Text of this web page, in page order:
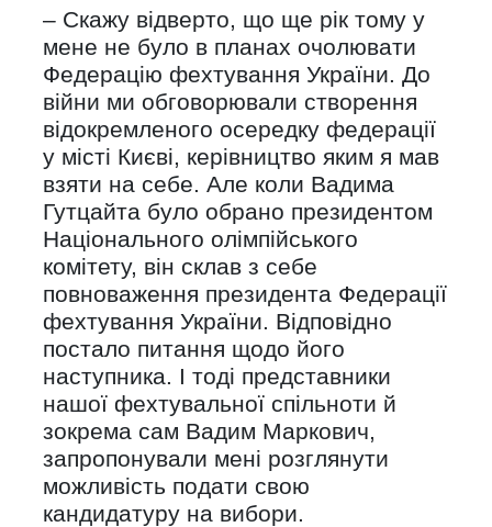
– Скажу відверто, що ще рік тому у
мене не було в планах очолювати
Федерацію фехтування України. До
війни ми обговорювали створення
відокремленого осередку федерації
у місті Києві, керівництво яким я мав
взяти на себе. Але коли Вадима
Гутцайта було обрано президентом
Національного олімпійського
комітету, він склав з себе
повноваження президента Федерації
фехтування України. Відповідно
постало питання щодо його
наступника. І тоді представники
нашої фехтувальної спільноти й
зокрема сам Вадим Маркович,
запропонували мені розглянути
можливість подати свою
кандидатуру на вибори.